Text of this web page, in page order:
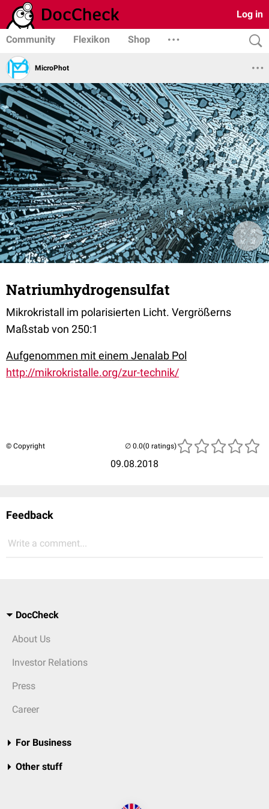
Log in
Community Flexikon Shop
MicroPhot
Natriumhydrogensulfat
Mikrokristall im polarisierten Licht. Vergrößerns
Maßstab von 250:1
Aufgenommen mit einem Jenalab Pol
http://mikrokristalle.org/zur-technik/
© Copyright
09.08.2018
(0 ratings)
Feedback
Write a comment...
DocCheck
About Us
Investor Relations
Press
Career
For Business
Other stuff